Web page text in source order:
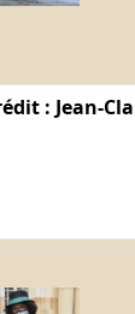
: Jean-